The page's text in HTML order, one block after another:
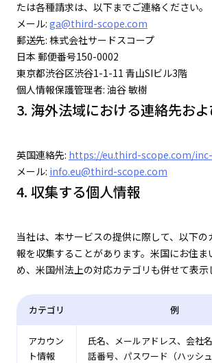
たは各種請求は、以下までご連絡ください。
メール: ga@third-scope.com
郵送先: 株式会社サードスコープ
日本 郵便番号150-0002
東京都渋谷区渋谷1-1-11 青山SIビル3階
個人情報保護管理者: 油谷 敏樹
3. 海外法域における連絡先お
英国連絡先: https://eu.third-scope.com/
メール: info.eu@third-scope.com
4. 収集する個人情報
当社は、本サービスの提供に際して、以下の
報を収集することがあります。米国にお住ま
め、米国州法上の対応カテゴリも併せて表示
カテゴリ 例
アカウン
ト情報
氏名、メールアドレス、会社
話番号、パスワード（ハッシュ